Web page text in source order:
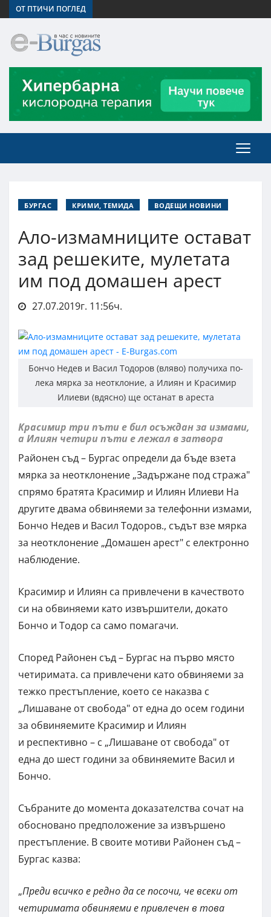
ОТ ПТИЧИ ПОГЛЕД
БУРГАС КРИМИ, ТЕМИДА ВОДЕЩИ НОВИНИ
Aло-измамниците остават
зад решеките, мулетата
им под домашен арест
27.07.2019г. 11:56ч.
Бончо Недев и Васил Тодоров (вляво) получиха по-
лека мярка за неотклоние, а Илиян и Красимир
Илиеви (вдясно) ще останат в ареста
Красимир три пъти е бил осъждан за измами,
а Илиян четири пъти е лежал в затвора
Районен съд – Бургас определи да бъде взета
мярка за неотклонение „Задържане под стража"
спрямо братята Красимир и Илиян Илиеви На
другите двама обвиняеми за телефонни измами,
Бончо Недев и Васил Тодоров., съдът взе мярка
за неотклонение „Домашен арест" с електронно
наблюдение.
Красимир и Илиян са привлечени в качеството
си на обвиняеми като извършители, докато
Бончо и Тодор са само помагачи.
Според Районен съд – Бургас на първо място
четиримата. са привлечени като обвиняеми за
тежко престъпление, което се наказва с
„Лишаване от свобода" от една до осем години
за обвиняемите Красимир и Илиян
и респективно – с „Лишаване от свобода" от
една до шест години за обвиняемите Васил и
Бончо.
Събраните до момента доказателства сочат на
обосновано предположение за извършено
престъпление. В своите мотиви Районен съд –
Бургас казва:
„Преди всичко е редно да се посочи, че всеки от
четиримата обвиняеми е привлечен в това